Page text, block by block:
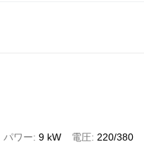
パワー 9 kW 電圧 220/380